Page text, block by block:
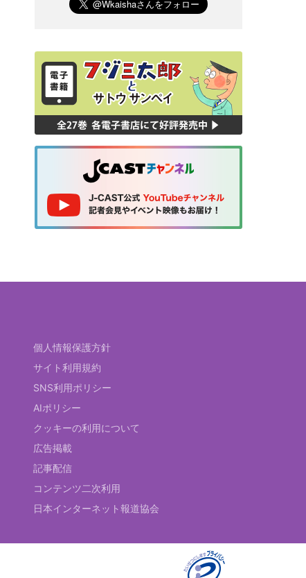
個人情報保護方針
サイト利用規約
SNS利用ポリシー
AIポリシー
クッキーの利用について
広告掲載
記事配信
コンテンツ二次利用
日本インターネット報道協会